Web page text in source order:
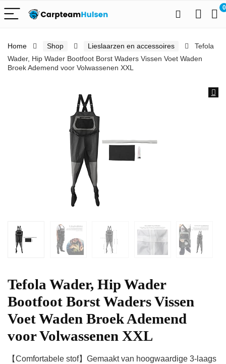
0
Home Shop Lieslaarzen en accessoires
Tefola
Wader, Hip Wader Bootfoot Borst Waders Vissen Voet Waden
Broek Ademend voor Volwassenen XXL
Tefola Wader, Hip Wader
Bootfoot Borst Waders Vissen
Voet Waden Broek Ademend
voor Volwassenen XXL
【Comfortabele stof】Gemaakt van hoogwaardige 3-laags